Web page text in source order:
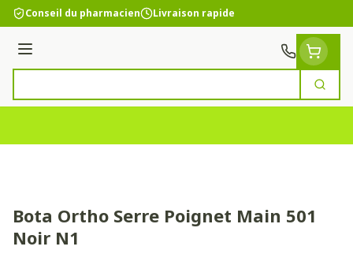
Aller au contenu
Conseil du pharmacien Livraison rapide
Menu
Bota Ortho Serre Poignet Main 501
Noir N1